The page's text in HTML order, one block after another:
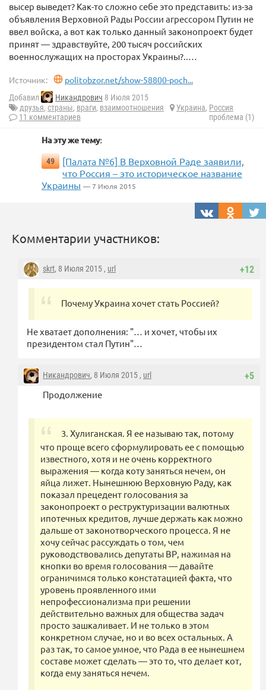
высер выведет? Как-то сложно себе это представить: из-за
объявления Верховной Рады России агрессором Путин не
ввел войска, а вот как только данный законопроект будет
принят — здравствуйте, 200 тысяч российских
военнослужащих на просторах Украины?..…
Источник: politobzor.net/show-58800-poch...
Добавил Никандрович 8 Июля 2015
друзья, страны, враги, взаимоотношения Украина, Россия
11 комментариев
проблема (1)
На эту же тему:
49
[Палата №6] В Верховной Раде заявили,
что Россия – это историческое название
Украины — 7 Июля 2015
Комментарии участников:
+12
skrt, 8 Июля 2015 , url
Почему Украина хочет стать Россией?
Не хватает дополнения: "… и хочет, чтобы их
президентом стал Путин"…
+5
Никандрович, 8 Июля 2015 , url
Продолжение
3. Хулиганская. Я ее называю так, потому
что проще всего сформулировать ее с помощью
известного, хотя и не очень корректного
выражения — когда коту заняться нечем, он
яйца лижет. Нынешнюю Верховную Раду, как
показал прецедент голосования за
законопроект о реструктуризации валютных
ипотечных кредитов, лучше держать как можно
дальше от законотворческого процесса. Я не
хочу сейчас рассуждать о том, чем
руководствовались депутаты ВР, нажимая на
кнопки во время голосования — давайте
ограничимся только констатацией факта, что
уровень проявленного ими
непрофессионализма при решении
действительно важных для общества задач
просто зашкаливает. И не только в этом
конкретном случае, но и во всех остальных. А
раз так, то самое умное, что Рада в ее нынешнем
составе может сделать — это то, что делает кот,
когда ему заняться нечем.